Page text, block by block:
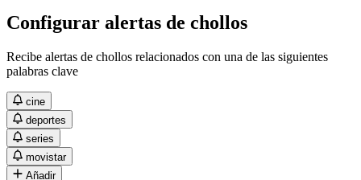
Configurar alertas de chollos
Recibe alertas de chollos relacionados con una de las siguientes
palabras clave
cine
deportes
series
movistar
Añadir